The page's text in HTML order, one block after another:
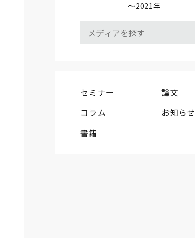
～2021年
セミナー
論文
コラム
お知らせ
書籍